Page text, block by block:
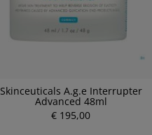
Skinceuticals A.g.e Interrupter
Advanced 48ml
€ 195,00
P